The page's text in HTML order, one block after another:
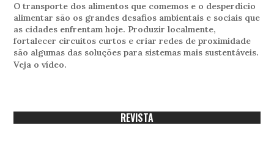
O transporte dos alimentos que comemos e o desperdício
alimentar são os grandes desafios ambientais e sociais que
as cidades enfrentam hoje. Produzir localmente,
fortalecer circuitos curtos e criar redes de proximidade
são algumas das soluções para sistemas mais sustentáveis.
Veja o vídeo.
REVISTA